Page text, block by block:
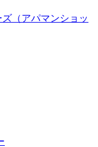
（アパマンショッ